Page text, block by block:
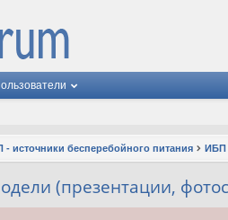
- источники бесперебойного питания ИБП
(презентации,